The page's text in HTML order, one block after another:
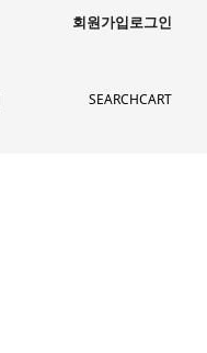
회원가입로그인
SEARCHCART